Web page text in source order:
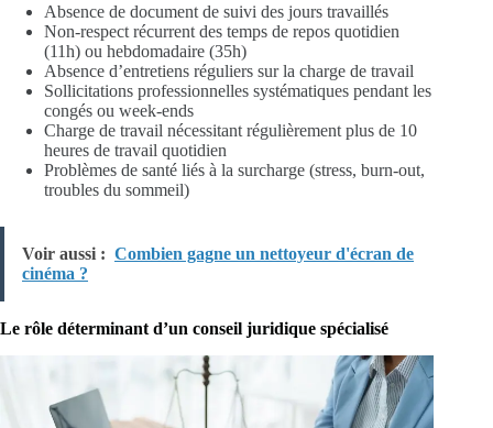
Absence de document de suivi des jours travaillés
Non-respect récurrent des temps de repos quotidien
(11h) ou hebdomadaire (35h)
Absence d’entretiens réguliers sur la charge de travail
Sollicitations professionnelles systématiques pendant les
congés ou week-ends
Charge de travail nécessitant régulièrement plus de 10
heures de travail quotidien
Problèmes de santé liés à la surcharge (stress, burn-out,
troubles du sommeil)
Voir aussi : Combien gagne un nettoyeur d'écran de
cinéma ?
Le rôle déterminant d’un conseil juridique spécialisé